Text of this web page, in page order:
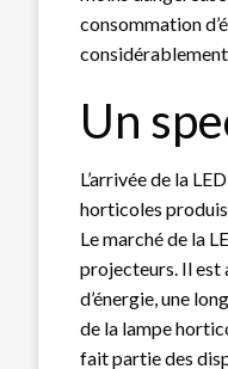
consommation
Un
L’arrivée de la
horticoles
Le marché de la
projecteurs. Il est
d’énergie, une
de la lampe
fait partie des